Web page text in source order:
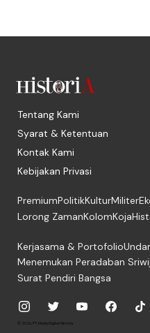
Tentang Kami
Syarat & Ketentuan
Kontak Kami
Kebijakan Privasi
PremiumPolitikKulturMiliter
Lorong ZamanKolomKoja
Kerjasama & Portofolio
Menemukan Peradaban
Surat Pendiri Bangsa
© 2026, PT. Media Digital Historia.